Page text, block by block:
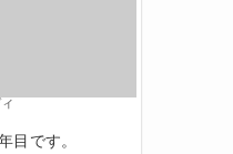
目です。